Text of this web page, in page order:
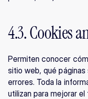
4.3. Cookies
Permiten conocer
sitio web, qué
errores. Toda la
utilizan para mejorar